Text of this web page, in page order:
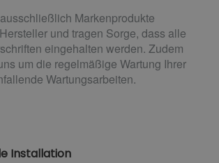
Markenprodukte
und tragen Sorge, dass alle
eingehalten werden. Zudem
um die regelmäßige Wartung Ihrer
Wartungsarbeiten.
Installation